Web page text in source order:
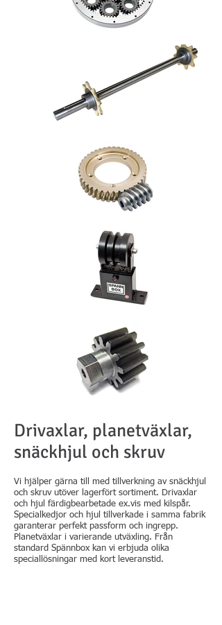
Drivaxlar, planetväxlar,
snäckhjul och skruv
Vi hjälper gärna till med tillverkning av snäckhjul
och skruv utöver lagerfört sortiment. Drivaxlar
och hjul färdigbearbetade ex.vis med kilspår.
Specialkedjor och hjul tillverkade i samma fabrik
garanterar perfekt passform och ingrepp.
Planetväxlar i varierande utväxling. Från
standard Spännbox kan vi erbjuda olika
speciallösningar med kort leveranstid.